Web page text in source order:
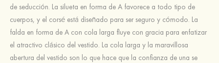
de seducción. La silueta en forma de A favorece a todo tipo de
cuerpos, y el corsé está diseñado para ser seguro y cómodo. La
falda en forma de A con cola larga fluye con gracia para enfatizar
el atractivo clásico del vestido. La cola larga y la maravillosa
abertura del vestido son lo que hace que la confianza de una se